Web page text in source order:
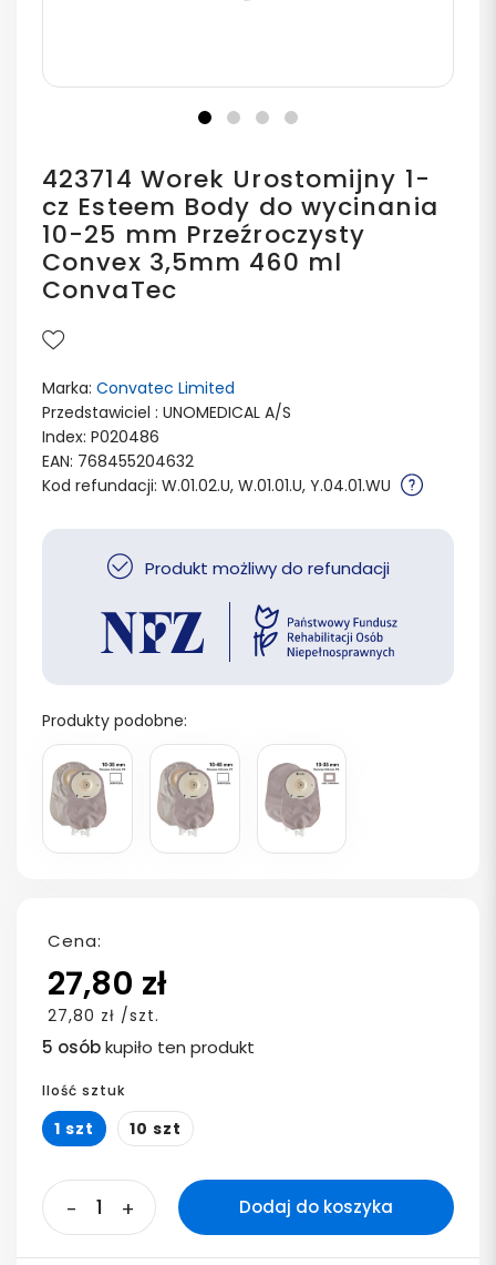
423714 Worek Urostomijny 1-
cz Esteem Body do wycinania
10-25 mm Przeźroczysty
Convex 3,5mm 460 ml
ConvaTec
Marka: Convatec Limited
Przedstawiciel : UNOMEDICAL A/S
Index: P020486
EAN: 768455204632
Kod refundacji: W.01.02.U, W.01.01.U, Y.04.01.WU
Produkt możliwy do refundacji
Produkty podobne:
Cena:
27,80 zł
27,80 zł /szt.
5 osóbkupiło ten produkt
Ilość sztuk
1 szt 10 szt
- + Dodaj do koszyka